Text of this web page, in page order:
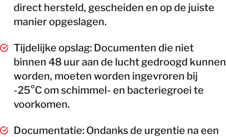
direct hersteld, gescheiden en op de juiste
manier opgeslagen.
Tijdelijke opslag: Documenten die niet
binnen 48 uur aan de lucht gedroogd kunnen
worden, moeten worden ingevroren bij
-25°C om schimmel- en bacteriegroei te
voorkomen.
Documentatie: Ondanks de urgentie na een